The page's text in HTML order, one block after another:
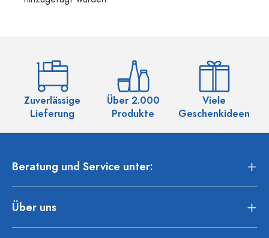
Zuverlässige
Lieferung
Über 2.000
Produkte
Viele
Geschenkideen
Beratung und Service unter:
Über uns